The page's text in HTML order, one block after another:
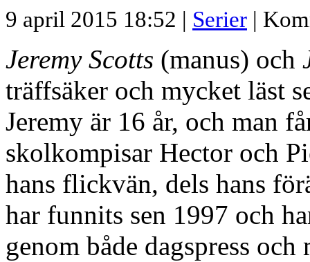
9 april 2015 18:52 | Serier |
Jeremy Scotts (manus) och
träffsäker och mycket läst
Jeremy är 16 år, och man
skolkompisar Hector och
hans flickvän, dels hans
har funnits sen 1997 och
genom både dagspress och